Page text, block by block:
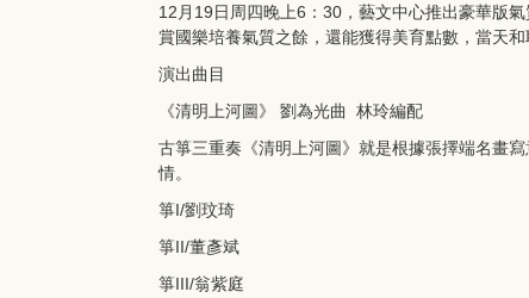
12月19日周四晚上6：30，藝文中心推出豪華版
賞國樂培養氣質之餘，還能獲得美育點數，當天
演出曲目
《清明上河圖》 劉為光曲 林玲編配
古箏三重奏《清明上河圖》就是根據張擇端名畫
情。
箏I/劉玟琦
箏II/董彥斌
箏III/翁紫庭